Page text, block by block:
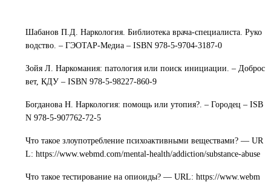
Шабанов П.Д. Наркология. Библиотека врача-специалиста. Руко
водство. – ГЭОТАР-Медиа – ISBN 978-5-9704-3187-0
Зойя Л. Наркомания: патология или поиск инициации. – Доброс
вет, КДУ – ISBN 978-5-98227-860-9
Богданова Н. Наркология: помощь или утопия?. – Городец – ISB
N 978-5-907762-72-5
Что такое злоупотребление психоактивными веществами? — UR
L: https://www.webmd.com/mental-health/addiction/substance-abuse
Что такое тестирование на опиоиды? — URL: https://www.webm